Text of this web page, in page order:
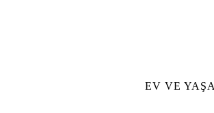
EV VE